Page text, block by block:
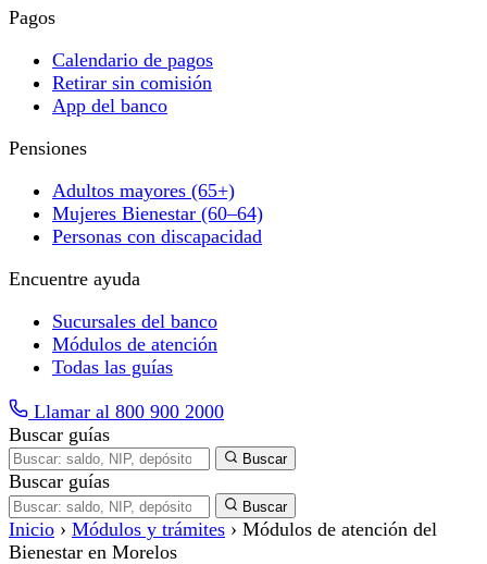
Pagos
Calendario de pagos
Retirar sin comisión
App del banco
Pensiones
Adultos mayores (65+)
Mujeres Bienestar (60–64)
Personas con discapacidad
Encuentre ayuda
Sucursales del banco
Módulos de atención
Todas las guías
Llamar al 800 900 2000
Buscar guías
Buscar
Buscar guías
Buscar
Inicio › Módulos y trámites › Módulos de atención del
Bienestar en Morelos